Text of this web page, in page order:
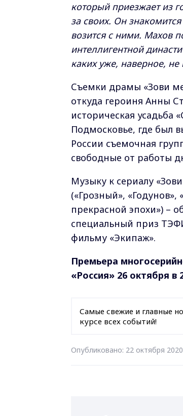
который приезжает из
за своих. Он
возится с ними. Махов
интеллигентной
каких уже, наверное, не
Съемки драмы «Зови
откуда героиня Анны
историческая усадьба
Подмосковье, где был
России съемочная
свободные от работы
Музыку к сериалу
(«Грозный»,
прекрасной эпохи») –
специальный приз
фильму «Экипаж».
Премьера
«Россия» 26 октября в
Самые свежие и главные
курсе всех событий!
Опубликовано: 22 октября